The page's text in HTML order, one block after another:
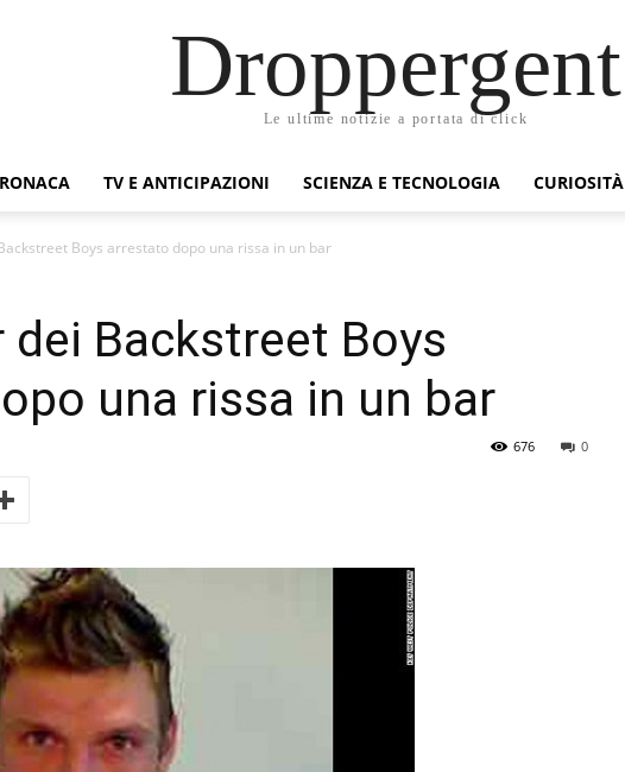
Droppergent
Le ultime notizie a portata di click
TV E ANTICIPAZIONI SCIENZA E TECNOLOGIA CURIOSITÀ
Boys arrestato dopo una rissa in un bar
dei Backstreet Boys
una rissa in un bar
0
676